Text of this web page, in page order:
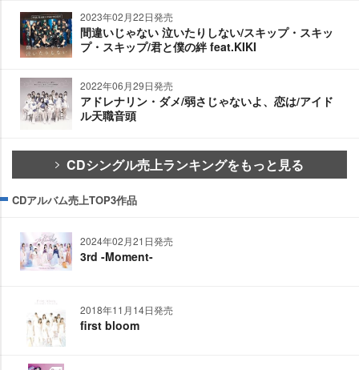
2023年02月22日発売
間違いじゃない 泣いたりしない/スキップ・スキッ
プ・スキップ/君と僕の絆 feat.KIKI
2022年06月29日発売
アドレナリン・ダメ/弱さじゃないよ、恋は/アイド
ル天職音頭
CDシングル売上ランキングをもっと見る
CDアルバム売上TOP3作品
2024年02月21日発売
3rd -Moment-
2018年11月14日発売
first bloom